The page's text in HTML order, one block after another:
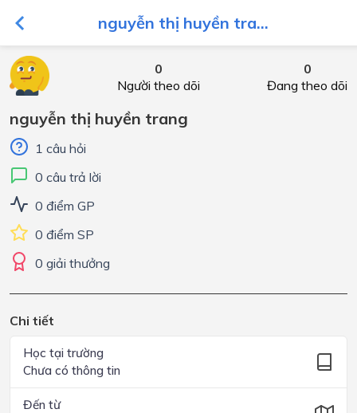
nguyễn thị huyền tra...
0
Người theo dõi
0
Đang theo dõi
nguyễn thị huyền trang
1 câu hỏi
0 câu trả lời
0 điểm GP
0 điểm SP
0 giải thưởng
Chi tiết
Học tại trường
Chưa có thông tin
Đến từ